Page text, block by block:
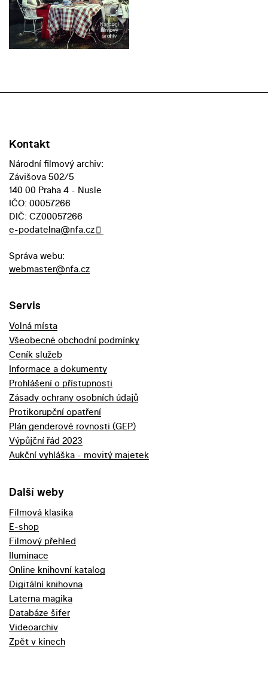
Kontakt
Národní filmový archiv:
Závišova 502/5
140 00 Praha 4 - Nusle
IČO: 00057266
DIČ: CZ00057266
e-podatelna@nfa.cz
Správa webu:
webmaster@nfa.cz
Servis
Volná místa
Všeobecné obchodní podmínky
Ceník služeb
Informace a dokumenty
Prohlášení o přístupnosti
Zásady ochrany osobních údajů
Protikorupční opatření
Plán genderové rovnosti (GEP)
Výpůjční řád 2023
Aukční vyhláška - movitý majetek
Další weby
Filmová klasika
E-shop
Filmový přehled
Iluminace
Online knihovní katalog
Digitální knihovna
Laterna magika
Databáze šifer
Videoarchiv
Zpět v kinech